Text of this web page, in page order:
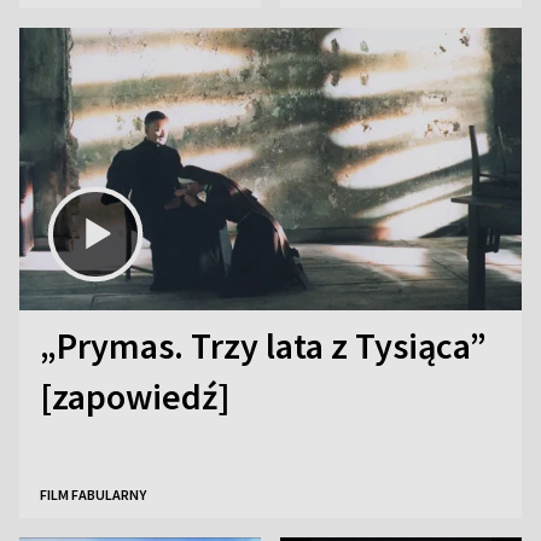
„Prymas. Trzy lata z Tysiąca”
[zapowiedź]
FILM FABULARNY